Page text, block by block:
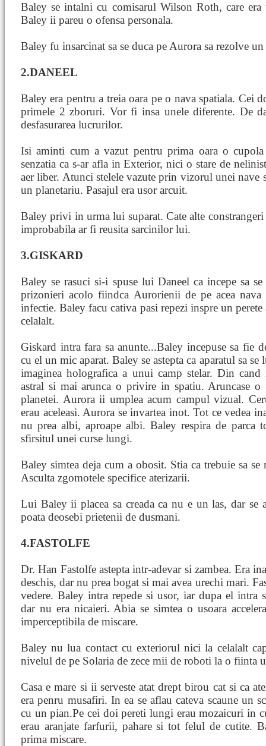
Baley se intalni cu comisarul Wilson Roth, care
Baley ii pareu o ofensa personala.
Baley fu insarcinat sa se duca pe Aurora sa rezolve
2.DANEEL
Baley era pentru a treia oara pe o nava spatiala. Cei
primele 2 zboruri. Vor fi insa unele diferente. De
desfasurarea lucrurilor.
Isi aminti cum a vazut pentru prima oara o
senzatia ca s-ar afla in Exterior, nici o stare de
aer liber. Atunci stelele vazute prin vizorul unei nave
un planetariu. Pasajul era usor arcuit.
Baley privi in urma lui suparat. Cate alte
improbabila ar fi reusita sarcinilor lui.
3.GISKARD
Baley se rasuci si-i spuse lui Daneel ca incepe sa
prizonieri acolo fiindca Aurorienii de pe acea
infectie. Baley facu cativa pasi repezi inspre un
celalalt.
Giskard intra fara sa anunte...Baley incepuse sa fie
cu el un mic aparat. Baley se astepta ca aparatul sa
imaginea holografica a unui camp stelar. Din
astral si mai arunca o privire in spatiu. Aruncase o
planetei. Aurora ii umplea acum campul vizual.
erau aceleasi. Aurora se invartea inot. Tot ce vedea
nu prea albi, aproape albi. Baley respira de parca
sfirsitul unei curse lungi.
Baley simtea deja cum a obosit. Stia ca trebuie sa se
Asculta zgomotele specifice aterizarii.
Lui Baley ii placea sa creada ca nu e un las, dar se
poata deosebi prietenii de dusmani.
4.FASTOLFE
Dr. Han Fastolfe astepta intr-adevar si zambea. Era
deschis, dar nu prea bogat si mai avea urechi mari.
vedere. Baley intra repede si usor, iar dupa el intra
dar nu era nicaieri. Abia se simtea o usoara
imperceptibila de miscare.
Baley nu lua contact cu exteriorul nici la celalalt
nivelul de pe Solaria de zece mii de roboti la o fiinta
Casa e mare si ii serveste atat drept birou cat si ca
era penru musafiri. In ea se aflau cateva scaune un
cu un pian.Pe cei doi pereti lungi erau mozaicuri in
erau aranjate farfurii, pahare si tot felul de cutite.
prima miscare.